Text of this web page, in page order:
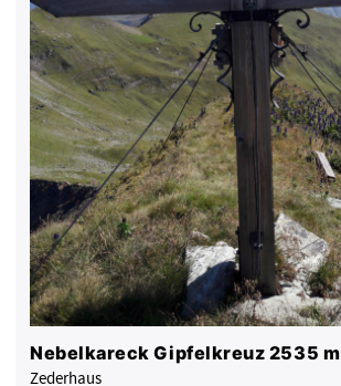
Nebelkareck Gipfelkreuz 2535 m
Zederhaus